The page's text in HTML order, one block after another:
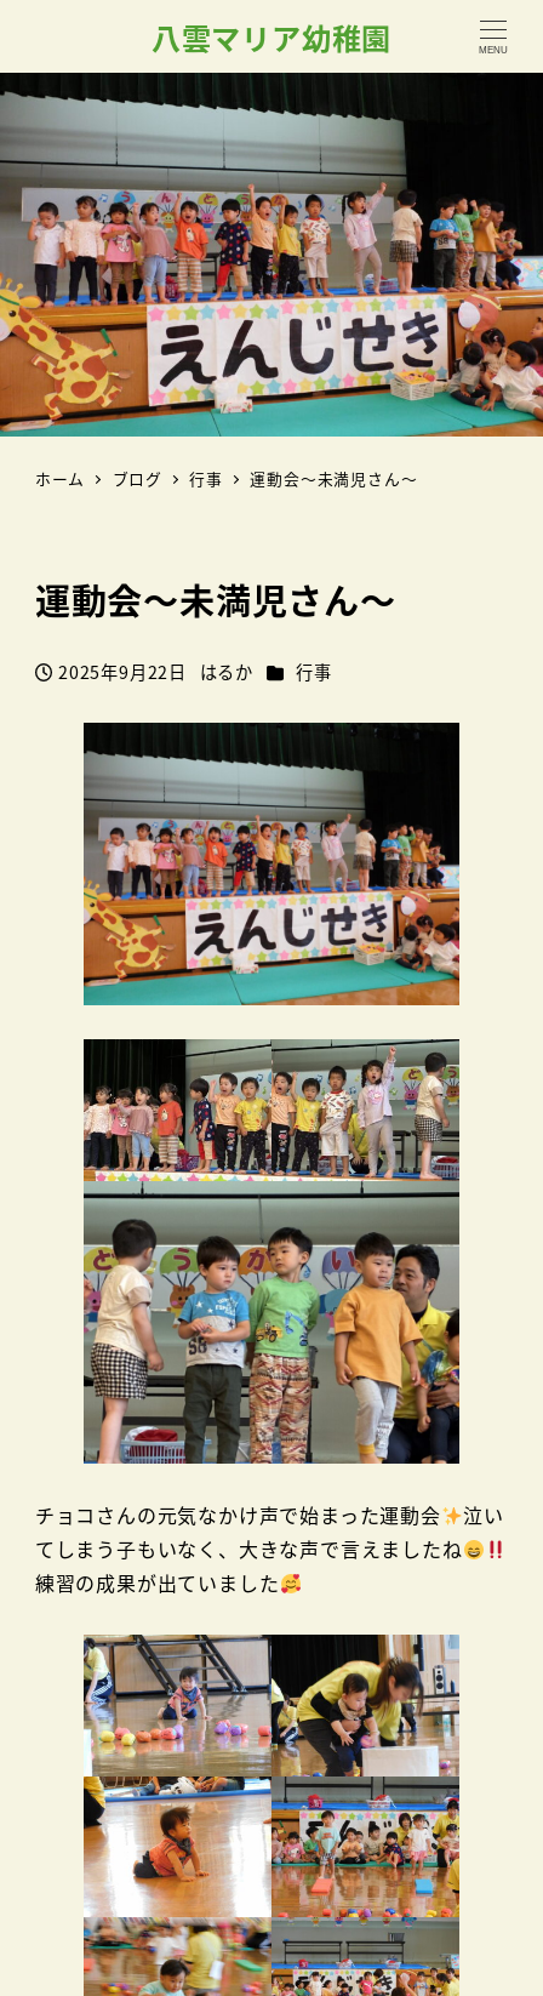
八雲マリア幼稚園 MENU
ホーム ブログ 行事 運動会～未満児さん～
運動会～未満児さん～
投稿日
2025年9月22日
著
はるか カテゴリー
行事
チョコさんの元気なかけ声で始まった運動会
泣い
てしまう子もいなく、大きな声で言えましたね
練習の成果が出ていました